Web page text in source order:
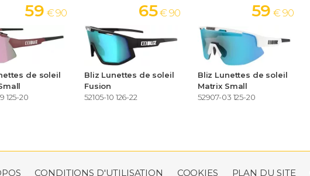
de soleil
125-20
59 € 90
Bliz Lunettes de soleil
Fusion
52105-10 126-22
65 € 90
Bliz Lunettes de soleil
Matrix Small
52907-03 125-20
59 € 90
CONDITIONS D'UTILISATION COOKIES PLAN DU SITE